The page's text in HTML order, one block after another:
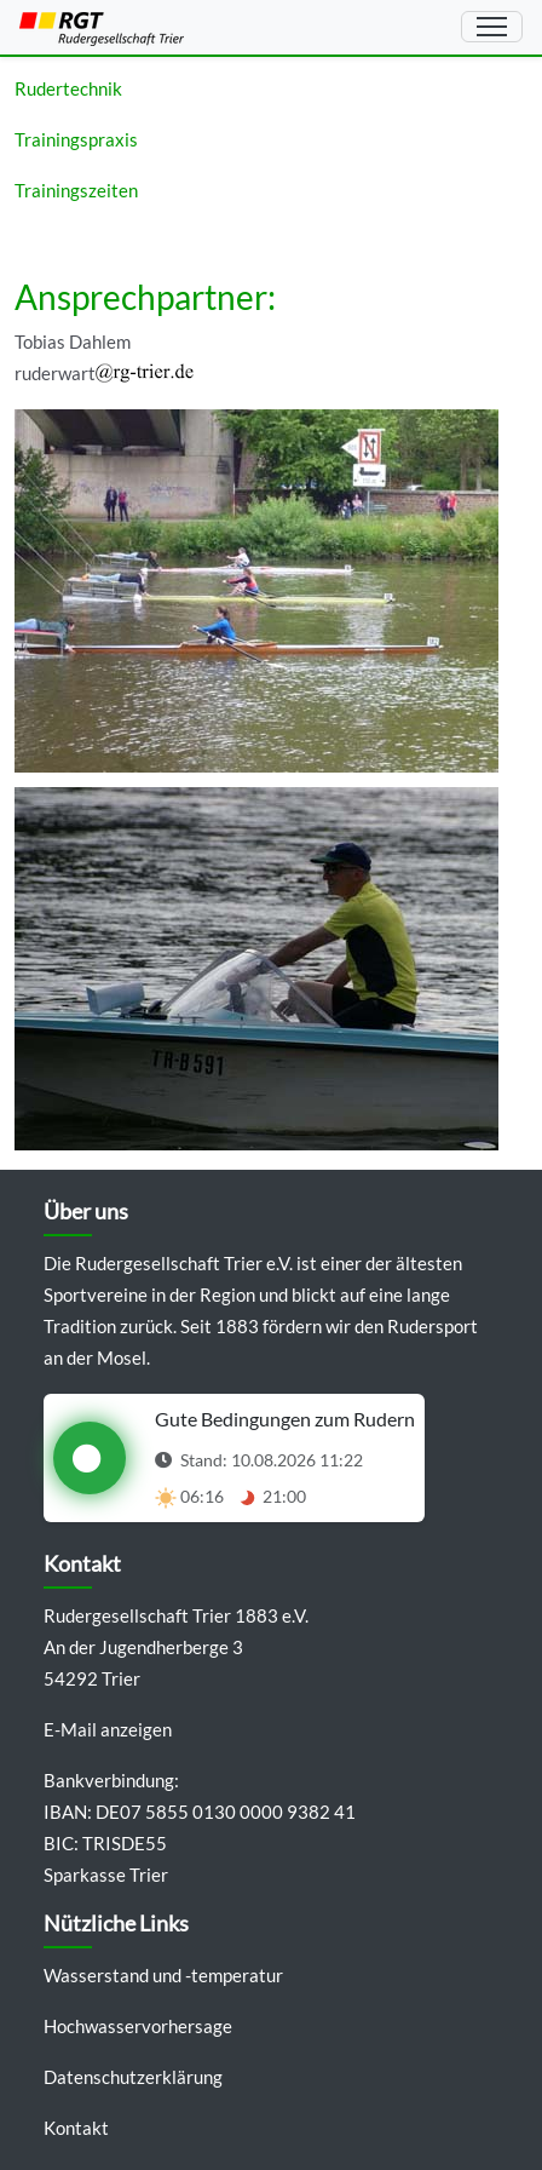
Leistungssport
Rudertechnik
Trainingspraxis
Trainingszeiten
Ansprechpartner:
Tobias Dahlem
ruderwart
Über uns
Die Rudergesellschaft Trier e.V. ist einer der ältesten
Sportvereine in der Region und blickt auf eine lange
Tradition zurück. Seit 1883 fördern wir den Rudersport
an der Mosel.
Gute Bedingungen zum Rudern
Stand: 10.08.2026 11:22
06:16
21:00
Details anzeigen
Kontakt
Rudergesellschaft Trier 1883 e.V.
An der Jugendherberge 3
54292 Trier
E-Mail anzeigen
Bankverbindung:
IBAN: DE07 5855 0130 0000 9382 41
BIC: TRISDE55
Sparkasse Trier
Nützliche Links
Wasserstand und -temperatur
Hochwasservorhersage
Datenschutzerklärung
Kontakt